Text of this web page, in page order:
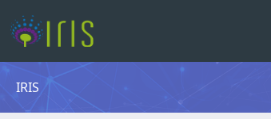
IRIS